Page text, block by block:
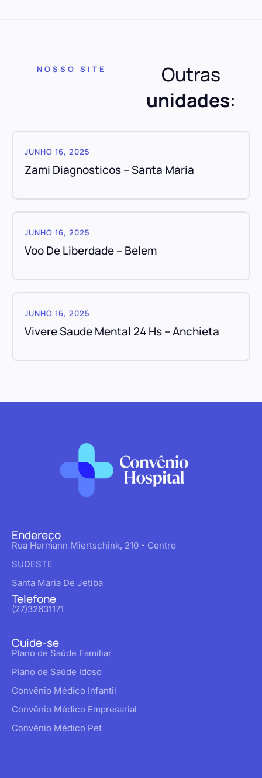
NOSSO SITE
Outras
unidades:
JUNHO 16, 2025
Zami Diagnosticos – Santa Maria
JUNHO 16, 2025
Voo De Liberdade – Belem
JUNHO 16, 2025
Vivere Saude Mental 24 Hs – Anchieta
Endereço
Rua Hermann Miertschink, 210 - Centro
SUDESTE
Santa Maria De Jetiba
Telefone
(27)32631171
Cuide-se
Plano de Saúde Familiar
Plano de Saúde Idoso
Convênio Médico Infantil
Convênio Médico Empresarial
Convênio Médico Pet